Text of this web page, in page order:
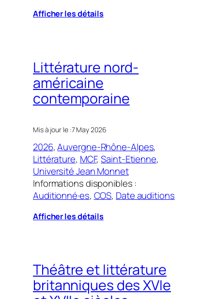
Afficher les détails
Littérature nord-
américaine
contemporaine
Mis à jour le :7 May 2026
2026, Auvergne-Rhône-Alpes
Littérature, MCF, Saint-Etienne
Université Jean Monnet
Informations disponibles :
Auditionné·es, COS, Date auditions
Afficher les détails
Théâtre et littérature
britanniques des XVIe